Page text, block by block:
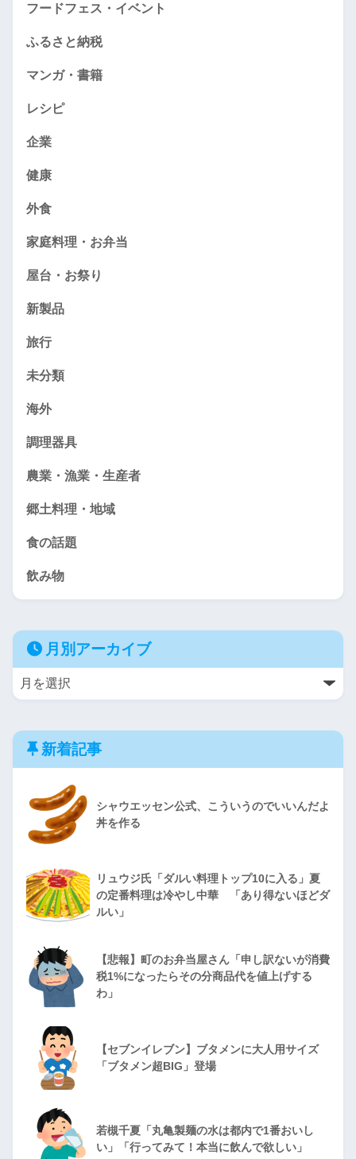
フードフェス・イベント
ふるさと納税
マンガ・書籍
レシピ
企業
健康
外食
家庭料理・お弁当
屋台・お祭り
新製品
旅行
未分類
海外
調理器具
農業・漁業・生産者
郷土料理・地域
食の話題
飲み物
月別アーカイブ
新着記事
シャウエッセン公式、こういうのでいいんだよ
丼を作る
リュウジ氏「ダルい料理トップ10に入る」夏
の定番料理は冷やし中華 「あり得ないほどダ
ルい」
【悲報】町のお弁当屋さん「申し訳ないが消費
税1%になったらその分商品代を値上げする
わ」
【セブンイレブン】ブタメンに大人用サイズ
「ブタメン超BIG」登場
若槻千夏「丸亀製麺の水は都内で1番おいし
い」「行ってみて！本当に飲んで欲しい」